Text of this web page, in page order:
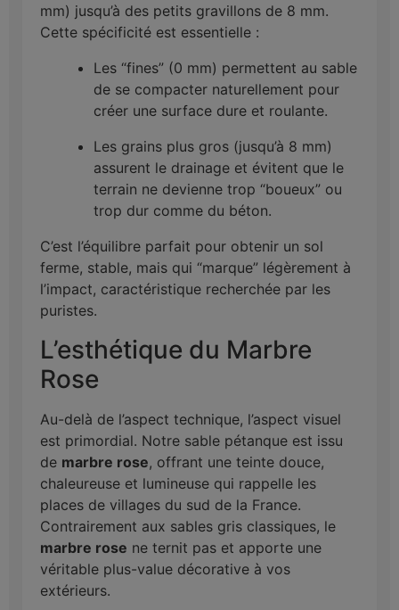
mm) jusqu’à des petits gravillons de 8 mm.
Cette spécificité est essentielle :
Les “fines” (0 mm) permettent au sable
de se compacter naturellement pour
créer une surface dure et roulante.
Les grains plus gros (jusqu’à 8 mm)
assurent le drainage et évitent que le
terrain ne devienne trop “boueux” ou
trop dur comme du béton.
C’est l’équilibre parfait pour obtenir un sol
ferme, stable, mais qui “marque” légèrement à
l’impact, caractéristique recherchée par les
puristes.
L’esthétique du Marbre
Rose
Au-delà de l’aspect technique, l’aspect visuel
est primordial. Notre sable pétanque est issu
de marbre rose, offrant une teinte douce,
chaleureuse et lumineuse qui rappelle les
places de villages du sud de la France.
Contrairement aux sables gris classiques, le
marbre rose ne ternit pas et apporte une
véritable plus-value décorative à vos
extérieurs.